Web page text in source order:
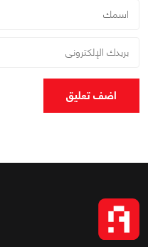
اضف تعليق